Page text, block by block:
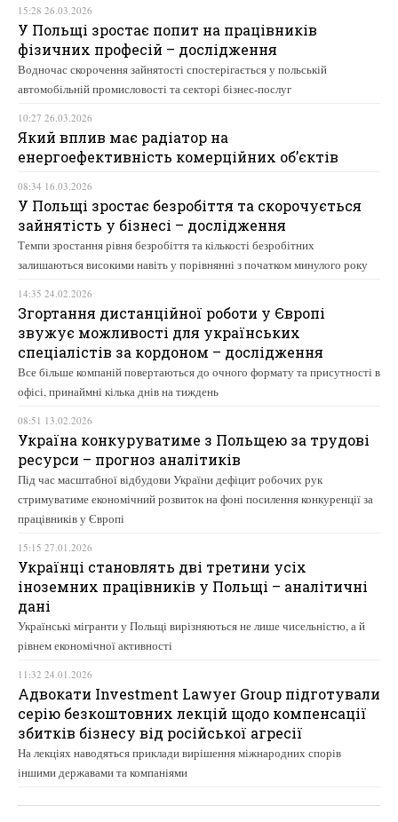
15:28 26.03.2026
У Польщі зростає попит на працівників
фізичних професій – дослідження
Водночас скорочення зайнятості спостерігається у польській
автомобільній промисловості та секторі бізнес-послуг
10:27 26.03.2026
Який вплив має радіатор на
енергоефективність комерційних об’єктів
08:34 16.03.2026
У Польщі зростає безробіття та скорочується
зайнятість у бізнесі – дослідження
Темпи зростання рівня безробіття та кількості безробітних
залишаються високими навіть у порівнянні з початком минулого року
14:35 24.02.2026
Згортання дистанційної роботи у Європі
звужує можливості для українських
спеціалістів за кордоном – дослідження
Все більше компаній повертаються до очного формату та присутності в
офісі, принаймні кілька днів на тиждень
08:51 13.02.2026
Україна конкуруватиме з Польщею за трудові
ресурси – прогноз аналітиків
Під час масштабної відбудови України дефіцит робочих рук
стримуватиме економічний розвиток на фоні посилення конкуренції за
працівників у Європі
15:15 27.01.2026
Українці становлять дві третини усіх
іноземних працівників у Польщі – аналітичні
дані
Українські мігранти у Польщі вирізняються не лише чисельністю, а й
рівнем економічної активності
11:32 24.01.2026
Адвокати Investment Lawyer Group підготували
серію безкоштовних лекцій щодо компенсації
збитків бізнесу від російської агресії
На лекціях наводяться приклади вирішення міжнародних спорів
іншими державами та компаніями